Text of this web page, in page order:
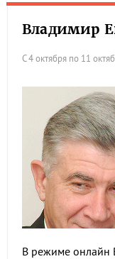
Владимир
С 4 октября по 11
В режиме онлайн